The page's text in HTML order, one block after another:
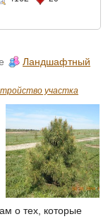
Ландшафтный
участка
о тех, которые